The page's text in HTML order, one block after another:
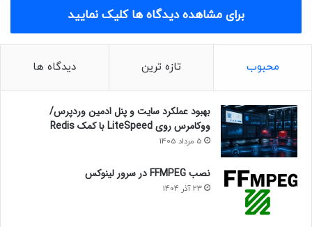
برای مشاهده دیدگاه ها کلیک نمایید
محبوب تازه ترین دیدگاه ها
بهبود عملکرد سایت و پنل ادمین وردپرس/
ووکامرس روی LiteSpeed با کمک Redis
5 مرداد 1405
نصب FFMPEG در سرور لینوکس
23 آذر 1404